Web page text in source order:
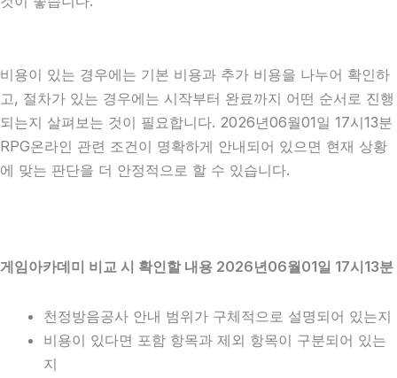
비용이 있는 경우에는 기본 비용과 추가 비용을 나누어 확인하
고, 절차가 있는 경우에는 시작부터 완료까지 어떤 순서로 진행
되는지 살펴보는 것이 필요합니다. 2026년06월01일 17시13분
RPG온라인 관련 조건이 명확하게 안내되어 있으면 현재 상황
에 맞는 판단을 더 안정적으로 할 수 있습니다.
게임아카데미 비교 시 확인할 내용 2026년06월01일 17시13분
천정방음공사 안내 범위가 구체적으로 설명되어 있는지
비용이 있다면 포함 항목과 제외 항목이 구분되어 있는
지